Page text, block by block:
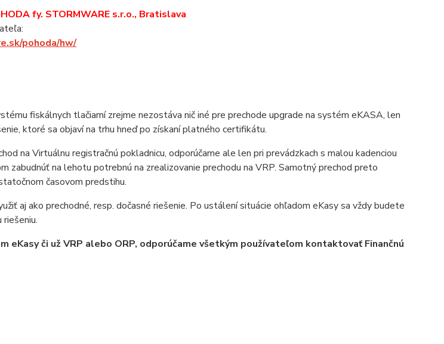
fy. STORMWARE s.r.o., Bratislava
pohoda/hw/
fiskálnych tlačiarní zrejme nezostáva nič iné pre prechode upgrade na systém eKASA, len
ktoré sa objaví na trhu hneď po získaní platného certifikátu.
na Virtuálnu registračnú pokladnicu, odporúčame ale len pri prevádzkach s malou kadenciou
zabudnúť na lehotu potrebnú na zrealizovanie prechodu na VRP. Samotný prechod preto
časovom predstihu.
aj ako prechodné, resp. dočasné riešenie. Po ustálení situácie ohľadom eKasy sa vždy budete
eKasy či už VRP alebo ORP, odporúčame všetkým používateľom kontaktovať Finančnú